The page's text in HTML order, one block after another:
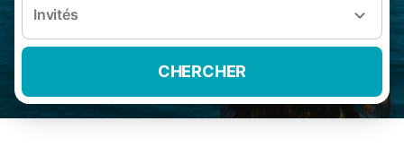
Invités
CHERCHER